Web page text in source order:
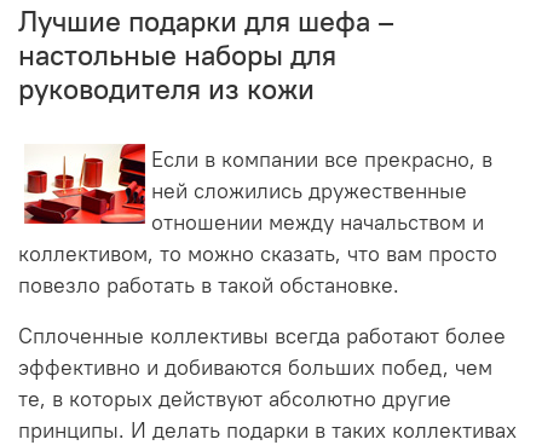
Лучшие подарки для шефа –
настольные наборы для
руководителя из кожи
Если в компании все прекрасно, в
ней сложились дружественные
отношении между начальством и
коллективом, то можно сказать, что вам просто
повезло работать в такой обстановке.
Сплоченные коллективы всегда работают более
эффективно и добиваются больших побед, чем
те, в которых действуют абсолютно другие
принципы. И делать подарки в таких коллективах